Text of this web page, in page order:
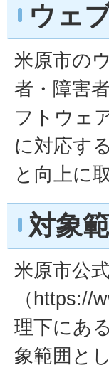
ウェ
米原市の
者・障害
フトウェ
に対応す
と向上に
対象
米原市公
（https://
理下にあ
象範囲と